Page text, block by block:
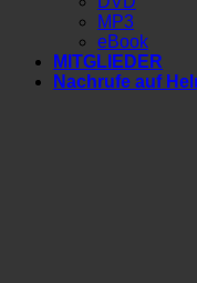
MP3
eBook
MITGLIEDER
Nachrufe auf